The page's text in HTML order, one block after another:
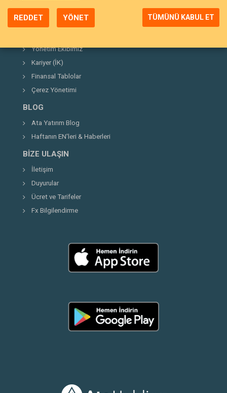
Neden Ata Yatırım?
Şirket Hakkında
Yönetim Ekibimiz
Kariyer (İK)
Finansal Tablolar
Çerez Yönetimi
BLOG
Ata Yatırım Blog
Haftanın EN'leri & Haberleri
BIZE ULAŞIN
İletişim
Duyurular
Ücret ve Tarifeler
Fx Bilgilendirme
REDDET YÖNET TÜMÜNÜ KABUL ET